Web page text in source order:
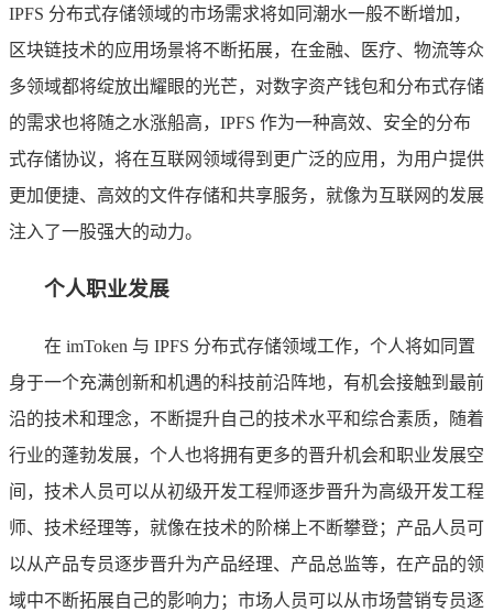
IPFS 分布式存储领域的市场需求将如同潮水一般不断增加，
区块链技术的应用场景将不断拓展，在金融、医疗、物流等众
多领域都将绽放出耀眼的光芒，对数字资产钱包和分布式存储
的需求也将随之水涨船高，IPFS 作为一种高效、安全的分布
式存储协议，将在互联网领域得到更广泛的应用，为用户提供
更加便捷、高效的文件存储和共享服务，就像为互联网的发展
注入了一股强大的动力。
个人职业发展
在 imToken 与 IPFS 分布式存储领域工作，个人将如同置
身于一个充满创新和机遇的科技前沿阵地，有机会接触到最前
沿的技术和理念，不断提升自己的技术水平和综合素质，随着
行业的蓬勃发展，个人也将拥有更多的晋升机会和职业发展空
间，技术人员可以从初级开发工程师逐步晋升为高级开发工程
师、技术经理等，就像在技术的阶梯上不断攀登；产品人员可
以从产品专员逐步晋升为产品经理、产品总监等，在产品的领
域中不断拓展自己的影响力；市场人员可以从市场营销专员逐